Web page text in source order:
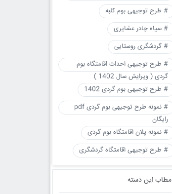
# طرح توجیهی بوم کلبه
# سیاه چادر عشایری
# گردشگری روستایی
# طرح توجیهی احداث اقامتگاه بوم
گردی ( ویرایش سال 1402 )
# طرح توجیهی بوم گردی 1402
# نمونه طرح توجیهی بوم گردی pdf
رایگان
# نمونه پلان اقامتگاه بوم گردی
# طرح توجیهی اقامتگاه گردشگری
مطاب این دسته